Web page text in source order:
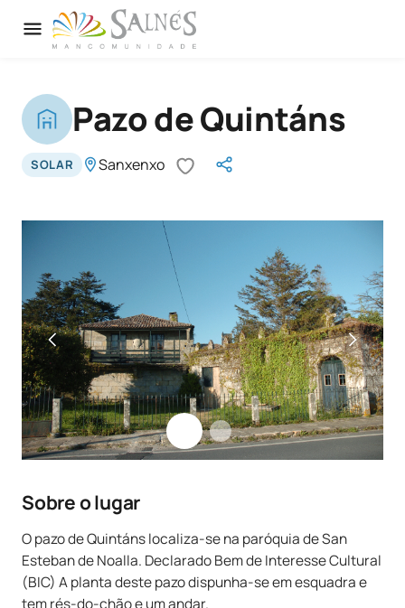
Pazo de Quintáns
SOLAR Sanxenxo
Sobre o lugar
O pazo de Quintáns localiza-se na paróquia de San
Esteban de Noalla. Declarado Bem de Interesse Cultural
(BIC) A planta deste pazo dispunha-se em esquadra e
tem rés-do-chão e um andar.